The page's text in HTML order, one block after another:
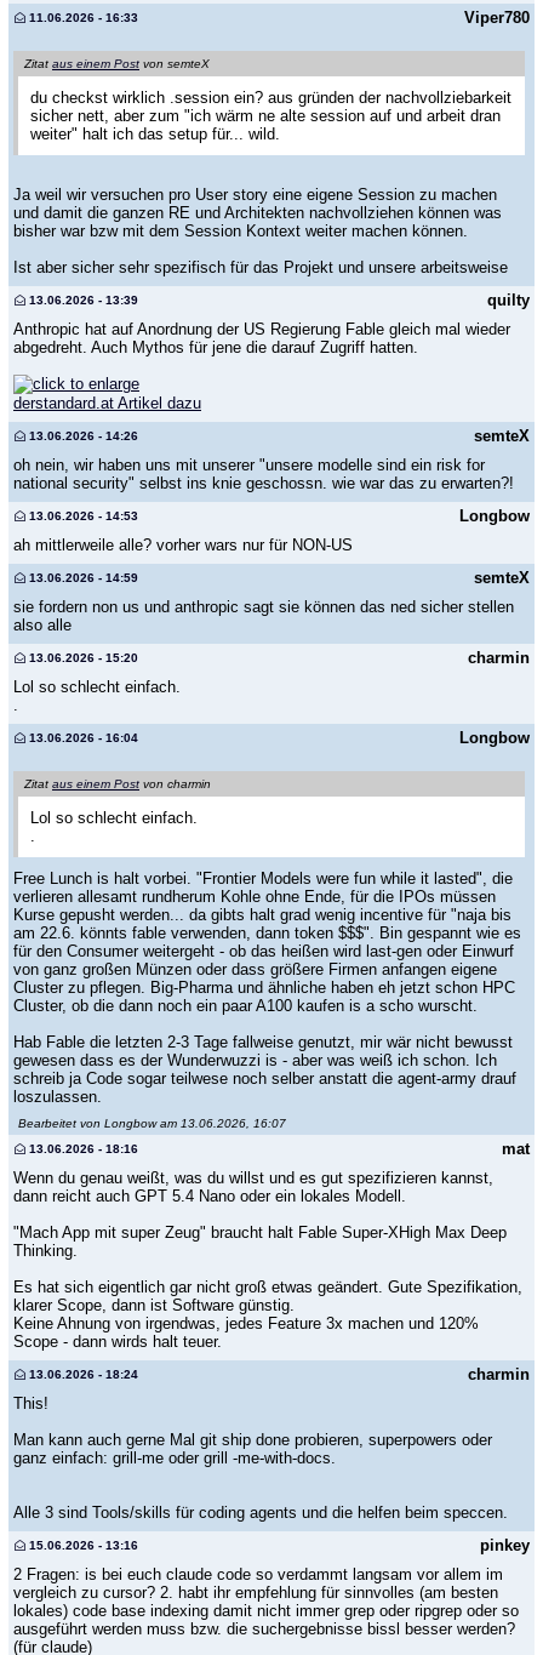
Viper780
11.06.2026 - 16:33
Zitat aus einem Post von semteX
du checkst wirklich .session ein? aus gründen der nachvollziebarkeit
sicher nett, aber zum "ich wärm ne alte session auf und arbeit dran
weiter" halt ich das setup für... wild.
Ja weil wir versuchen pro User story eine eigene Session zu machen
und damit die ganzen RE und Architekten nachvollziehen können was
bisher war bzw mit dem Session Kontext weiter machen können.
Ist aber sicher sehr spezifisch für das Projekt und unsere arbeitsweise
quilty
13.06.2026 - 13:39
Anthropic hat auf Anordnung der US Regierung Fable gleich mal wieder
abgedreht. Auch Mythos für jene die darauf Zugriff hatten.
derstandard.at Artikel dazu
semteX
13.06.2026 - 14:26
oh nein, wir haben uns mit unserer "unsere modelle sind ein risk for
national security" selbst ins knie geschossn. wie war das zu erwarten?!
Longbow
13.06.2026 - 14:53
ah mittlerweile alle? vorher wars nur für NON-US
semteX
13.06.2026 - 14:59
sie fordern non us und anthropic sagt sie können das ned sicher stellen
also alle
charmin
13.06.2026 - 15:20
Lol so schlecht einfach.
.
Longbow
13.06.2026 - 16:04
Zitat aus einem Post von charmin
Lol so schlecht einfach.
Free Lunch is halt vorbei. "Frontier Models were fun while it lasted", die
verlieren allesamt rundherum Kohle ohne Ende, für die IPOs müssen
Kurse gepusht werden... da gibts halt grad wenig incentive für "naja bis
am 22.6. könnts fable verwenden, dann token $$$". Bin gespannt wie es
für den Consumer weitergeht - ob das heißen wird last-gen oder Einwurf
von ganz großen Münzen oder dass größere Firmen anfangen eigene
Cluster zu pflegen. Big-Pharma und ähnliche haben eh jetzt schon HPC
Cluster, ob die dann noch ein paar A100 kaufen is a scho wurscht.
Hab Fable die letzten 2-3 Tage fallweise genutzt, mir wär nicht bewusst
gewesen dass es der Wunderwuzzi is - aber was weiß ich schon. Ich
schreib ja Code sogar teilwese noch selber anstatt die agent-army drauf
loszulassen.
Bearbeitet von Longbow am 13.06.2026, 16:07
mat
13.06.2026 - 18:16
Wenn du genau weißt, was du willst und es gut spezifizieren kannst,
dann reicht auch GPT 5.4 Nano oder ein lokales Modell.
"Mach App mit super Zeug" braucht halt Fable Super-XHigh Max Deep
Thinking.
Es hat sich eigentlich gar nicht groß etwas geändert. Gute Spezifikation,
klarer Scope, dann ist Software günstig.
Keine Ahnung von irgendwas, jedes Feature 3x machen und 120%
Scope - dann wirds halt teuer.
charmin
13.06.2026 - 18:24
This!
Man kann auch gerne Mal git ship done probieren, superpowers oder
ganz einfach: grill-me oder grill -me-with-docs.
Alle 3 sind Tools/skills für coding agents und die helfen beim speccen.
pinkey
15.06.2026 - 13:16
2 Fragen: is bei euch claude code so verdammt langsam vor allem im
vergleich zu cursor? 2. habt ihr empfehlung für sinnvolles (am besten
lokales) code base indexing damit nicht immer grep oder ripgrep oder so
ausgeführt werden muss bzw. die suchergebnisse bissl besser werden?
(für claude)